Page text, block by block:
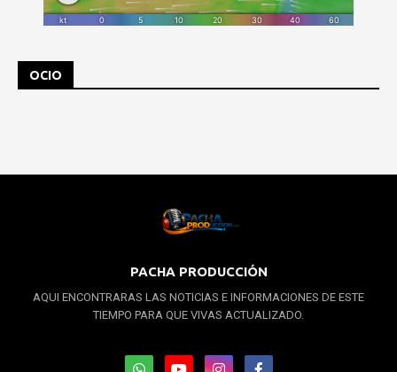
OCIO
PACHA PRODUCCIÓN
AQUI ENCONTRARAS LAS NOTICIAS E INFORMACIONES DE ESTE
TIEMPO PARA QUE VIVAS ACTUALIZADO.